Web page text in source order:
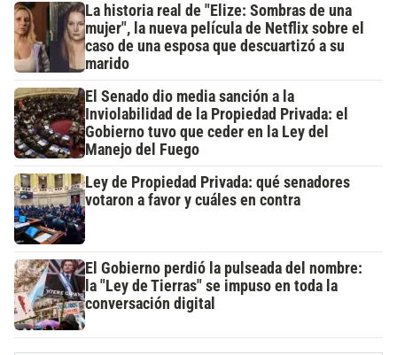
La historia real de "Elize: Sombras de una
mujer", la nueva película de Netflix sobre el
caso de una esposa que descuartizó a su
marido
El Senado dio media sanción a la
Inviolabilidad de la Propiedad Privada: el
Gobierno tuvo que ceder en la Ley del
Manejo del Fuego
Ley de Propiedad Privada: qué senadores
votaron a favor y cuáles en contra
El Gobierno perdió la pulseada del nombre:
la "Ley de Tierras" se impuso en toda la
conversación digital